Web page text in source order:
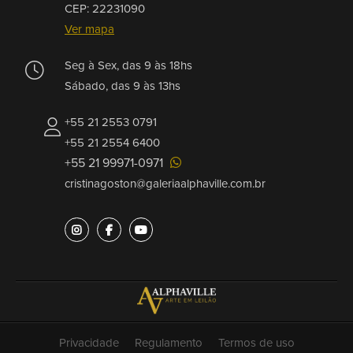
CEP: 22231090
Ver mapa
Seg à Sex, das 9 às 18hs
Sábado, das 9 às 13hs
+55 21 2553 0791
+55 21 2554 6400
+55 21 99971-0971
cristinagoston@galeriaalphaville.com.br
Privacidade Regulamento Termos de uso